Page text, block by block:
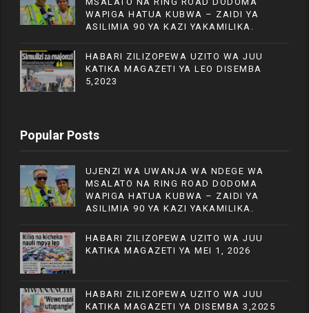
WAPIGA HATUA KUBWA – ZAIDI YA
ASILIMIA 90 YA KAZI YAKAMILIKA.
HABARI ZILIZOPEWA UZITO WA JUU
KATIKA MAGAZETI YA LEO DISEMBA
5,2023
Popular Posts
UJENZI WA UWANJA WA NDEGE WA
MSALATO NA RING ROAD DODOMA
WAPIGA HATUA KUBWA – ZAIDI YA
ASILIMIA 90 YA KAZI YAKAMILIKA.
HABARI ZILIZOPEWA UZITO WA JUU
KATIKA MAGAZETI YA MEI 1, 2026
HABARI ZILIZOPEWA UZITO WA JUU
KATIKA MAGAZETI YA DISEMBA 3,2025